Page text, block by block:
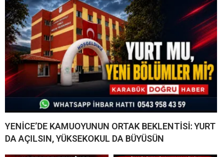
YENİCE’DE KAMUOYUNUN ORTAK BEKLENTİSİ: YURT
DA AÇILSIN, YÜKSEKOKUL DA BÜYÜSÜN